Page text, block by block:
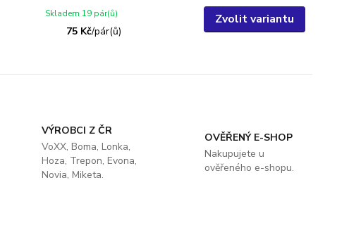
75 Kč/pár(ů)
Skladem 19 pár(ů) Zvolit variantu
VÝROBCI Z ČR
VoXX, Boma, Lonka,
Hoza, Trepon, Evona,
Novia, Miketa.
OVĚŘENÝ E-SHOP
Nakupujete u
ověřeného e-shopu.